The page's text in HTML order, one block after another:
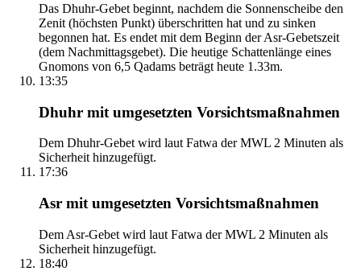
Das Dhuhr-Gebet beginnt, nachdem die Sonnenscheibe den
Zenit (höchsten Punkt) überschritten hat und zu sinken
begonnen hat. Es endet mit dem Beginn der Asr-Gebetszeit
(dem Nachmittagsgebet). Die heutige Schattenlänge eines
Gnomons von 6,5 Qadams beträgt heute 1.33m.
13:35
Dhuhr mit umgesetzten Vorsichtsmaßnahmen
Dem Dhuhr-Gebet wird laut Fatwa der MWL 2 Minuten als
Sicherheit hinzugefügt.
17:36
Asr mit umgesetzten Vorsichtsmaßnahmen
Dem Asr-Gebet wird laut Fatwa der MWL 2 Minuten als
Sicherheit hinzugefügt.
18:40